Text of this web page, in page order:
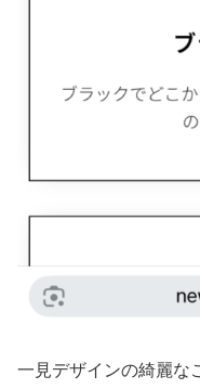
一見デザインの綺麗な